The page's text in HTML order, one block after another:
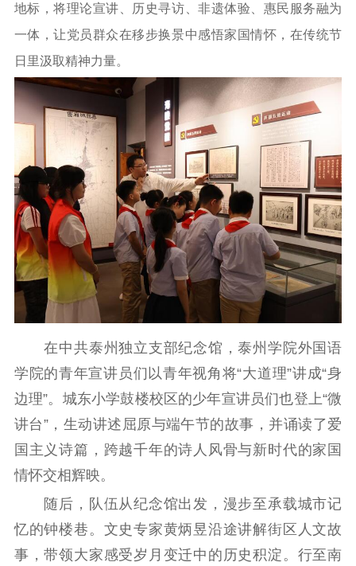
理论武装
理论学习
哲学社科
社科强省 工作通知
成果集萃
江苏文脉
资料下载
新闻宣传
主题宣传 对外宣传
新闻发布
记者之家
品牌栏目
文化文艺
精品生产 文化惠民
文化传承
文化交流
体制改革
文化产业
紫金文化艺术节
品牌活动 紫艺舞台
精神文明
文明创建 文明实践
文明培育
社会宣传
思想政治教育 爱国主义教育
全民国防教育
地标，将理论宣讲、历史寻访、非遗体验、惠民服务融为
一体，让党员群众在移步换景中感悟家国情怀，在传统节
日里汲取精神力量。
在中共泰州独立支部纪念馆，泰州学院外国语
学院的青年宣讲员们以青年视角将“大道理”讲成“身
边理”。城东小学鼓楼校区的少年宣讲员们也登上“微
讲台”，生动讲述屈原与端午节的故事，并诵读了爱
国主义诗篇，跨越千年的诗人风骨与新时代的家国
情怀交相辉映。
随后，队伍从纪念馆出发，漫步至承载城市记
忆的钟楼巷。文史专家黄炳昱沿途讲解街区人文故
事，带领大家感受岁月变迁中的历史积淀。行至南